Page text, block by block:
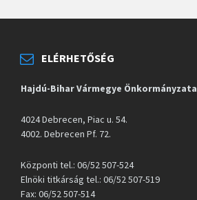
ELÉRHETŐSÉG
Hajdú-Bihar Vármegye Önkormányzata
4024 Debrecen, Piac u. 54.
4002. Debrecen Pf. 72.
Központi tel.: 06/52 507-524
Elnöki titkárság tel.: 06/52 507-519
Fax: 06/52 507-514